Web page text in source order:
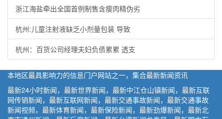
浙江海盐牵出全国首例制售含瘦肉精伪劣
杭州:儿童注射液缺乏小剂量包装 导致
杭州：百货公司经理夫妇负债累累 透支
本地区最具影响力的信息门户网站之一，集合最新新闻资讯
最新24小时新闻，最新世界新闻，最新中江仓山镇新闻，最新互联
网传销新闻，最新互联网新闻，最新交通事故新闻，最新交通事故
新闻视频，最新体育新闻，最新保险新闻，最新劲爆新闻，最新北